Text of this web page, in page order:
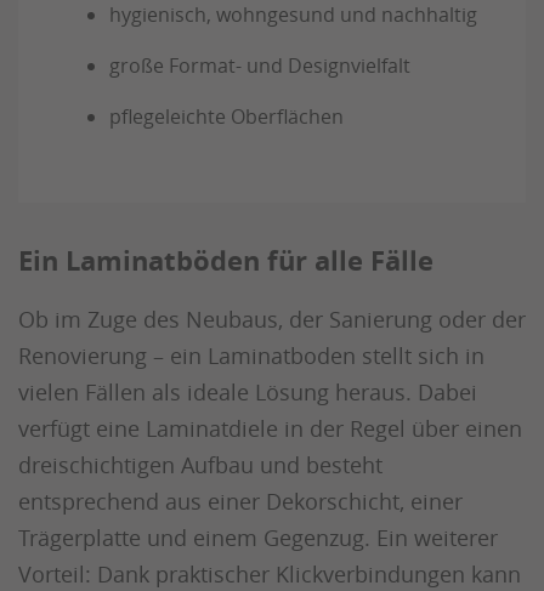
hygienisch, wohngesund und nachhaltig
große Format- und Designvielfalt
pflegeleichte Oberflächen
Ein Laminatböden für alle Fälle
Ob im Zuge des Neubaus, der Sanierung oder der
Renovierung – ein Laminatboden stellt sich in
vielen Fällen als ideale Lösung heraus. Dabei
verfügt eine Laminatdiele in der Regel über einen
dreischichtigen Aufbau und besteht
entsprechend aus einer Dekorschicht, einer
Trägerplatte und einem Gegenzug. Ein weiterer
Vorteil: Dank praktischer Klickverbindungen kann